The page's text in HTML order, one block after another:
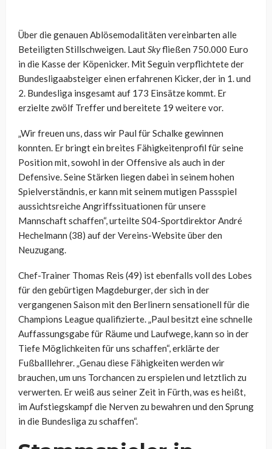
Über die genauen Ablösemodalitäten vereinbarten alle
Beteiligten Stillschweigen. LautSkyfließen 750.000 Euro
in die Kasse der Köpenicker. Mit Seguin verpflichtete der
Bundesligaabsteiger einen erfahrenen Kicker, der in 1. und
2. Bundesliga insgesamt auf 173 Einsätze kommt. Er
erzielte zwölf Treffer und bereitete 19 weitere vor.
„Wir freuen uns, dass wir Paul für Schalke gewinnen
konnten. Er bringt ein breites Fähigkeitenprofil für seine
Position mit, sowohl in der Offensive als auch in der
Defensive. Seine Stärken liegen dabei in seinem hohen
Spielverständnis, er kann mit seinem mutigen Passspiel
aussichtsreiche Angriffssituationen für unsere
Mannschaft schaffen“, urteilte S04-Sportdirektor André
Hechelmann (38) auf der Vereins-Website über den
Neuzugang.
Chef-Trainer Thomas Reis (49) ist ebenfalls voll des Lobes
für den gebürtigen Magdeburger, der sich in der
vergangenen Saison mit den Berlinern sensationell für die
Champions League qualifizierte. „Paul besitzt eine schnelle
Auffassungsgabe für Räume und Laufwege, kann so in der
Tiefe Möglichkeiten für uns schaffen“, erklärte der
Fußballlehrer. „Genau diese Fähigkeiten werden wir
brauchen, um uns Torchancen zu erspielen und letztlich zu
verwerten. Er weiß aus seiner Zeit in Fürth, was es heißt,
im Aufstiegskampf die Nerven zu bewahren und den Sprung
in die Bundesliga zu schaffen“.